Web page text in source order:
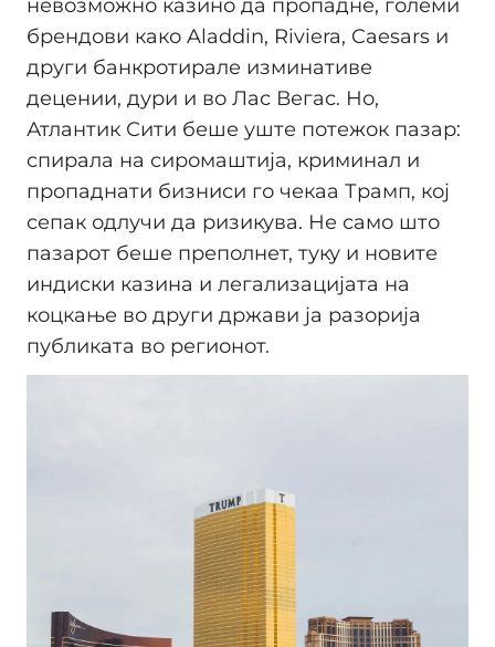
невозможно казино да пропадне, големи
брендови како Aladdin, Riviera, Caesars и
други банкротирале изминативе
децении, дури и во Лас Вегас. Но,
Атлантик Сити беше уште потежок пазар:
спирала на сиромаштија, криминал и
пропаднати бизниси го чекаа Трамп, кој
сепак одлучи да ризикува. Не само што
пазарот беше преполнет, туку и новите
индиски казина и легализацијата на
коцкање во други држави ја разорија
публиката во регионот.